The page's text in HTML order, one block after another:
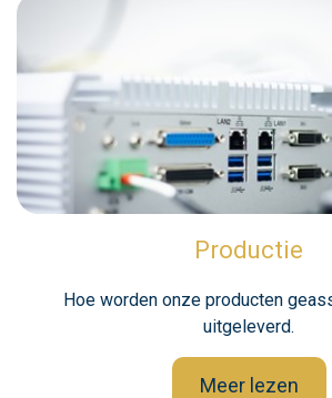
Productie
Hoe worden onze producten
uitgeleverd.
Meer lezen